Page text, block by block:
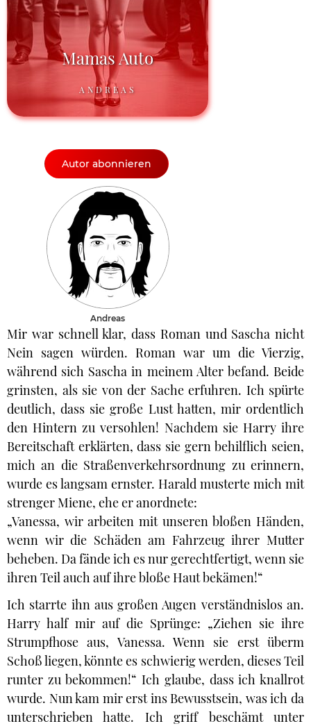
Mamas Auto
ANDREAS
Autor abonnieren
Andreas
Mir war schnell klar, dass Roman und Sascha nicht
Nein sagen würden. Roman war um die Vierzig,
während sich Sascha in meinem Alter befand. Beide
grinsten, als sie von der Sache erfuhren. Ich spürte
deutlich, dass sie große Lust hatten, mir ordentlich
den Hintern zu versohlen! Nachdem sie Harry ihre
Bereitschaft erklärten, dass sie gern behilflich seien,
mich an die Straßenverkehrsordnung zu erinnern,
wurde es langsam ernster. Harald musterte mich mit
strenger Miene, ehe er anordnete:
„Vanessa, wir arbeiten mit unseren bloßen Händen,
wenn wir die Schäden am Fahrzeug ihrer Mutter
beheben. Da fände ich es nur gerechtfertigt, wenn sie
ihren Teil auch auf ihre bloße Haut bekämen!“
Ich starrte ihn aus großen Augen verständnislos an.
Harry half mir auf die Sprünge: „Ziehen sie ihre
Strumpfhose aus, Vanessa. Wenn sie erst überm
Schoß liegen, könnte es schwierig werden, dieses Teil
runter zu bekommen!“ Ich glaube, dass ich knallrot
wurde. Nun kam mir erst ins Bewusstsein, was ich da
unterschrieben hatte. Ich griff beschämt unter